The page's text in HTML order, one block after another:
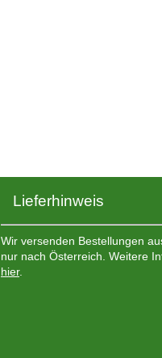
Lieferhinweis
Wir versenden Bestellungen
nur nach Österreich. Weitere
hier.